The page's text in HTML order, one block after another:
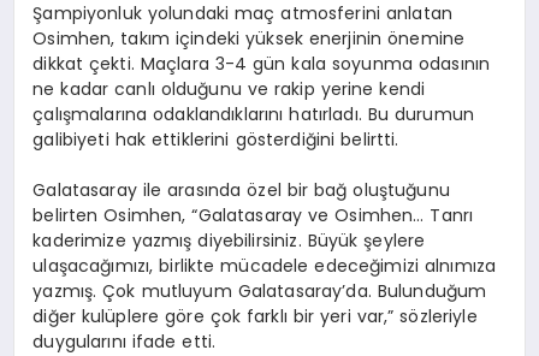
Şampiyonluk yolundaki maç atmosferini anlatan
Osimhen, takım içindeki yüksek enerjinin önemine
dikkat çekti. Maçlara 3-4 gün kala soyunma odasının
ne kadar canlı olduğunu ve rakip yerine kendi
çalışmalarına odaklandıklarını hatırladı. Bu durumun
galibiyeti hak ettiklerini gösterdiğini belirtti.
Galatasaray ile arasında özel bir bağ oluştuğunu
belirten Osimhen, “Galatasaray ve Osimhen… Tanrı
kaderimize yazmış diyebilirsiniz. Büyük şeylere
ulaşacağımızı, birlikte mücadele edeceğimizi alnımıza
yazmış. Çok mutluyum Galatasaray’da. Bulunduğum
diğer kulüplere göre çok farklı bir yeri var,” sözleriyle
duygularını ifade etti.